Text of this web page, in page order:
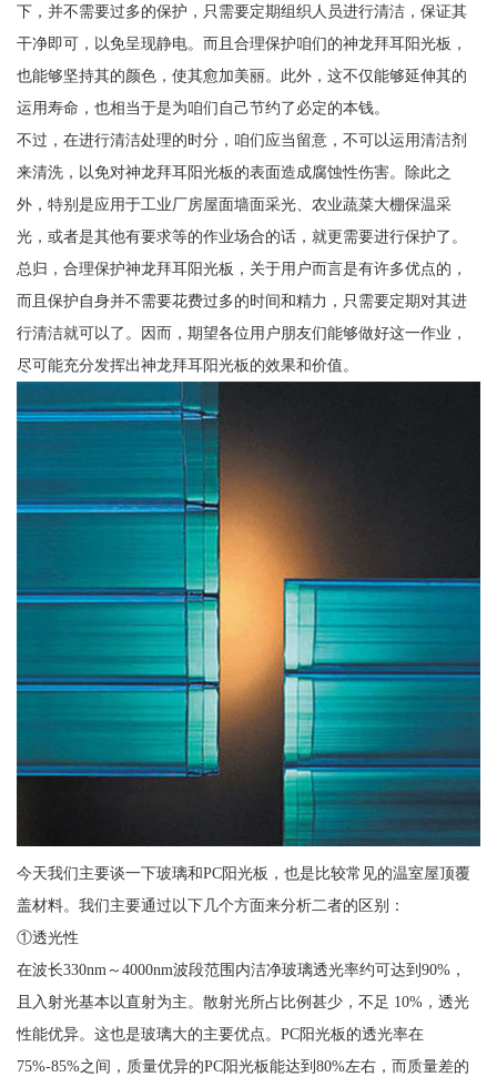
下，并不需要过多的保护，只需要定期组织人员进行清洁，保证其
干净即可，以免呈现静电。而且合理保护咱们的神龙拜耳阳光板，
也能够坚持其的颜色，使其愈加美丽。此外，这不仅能够延伸其的
运用寿命，也相当于是为咱们自己节约了必定的本钱。
不过，在进行清洁处理的时分，咱们应当留意，不可以运用清洁剂
来清洗，以免对神龙拜耳阳光板的表面造成腐蚀性伤害。除此之
外，特别是应用于工业厂房屋面墙面采光、农业蔬菜大棚保温采
光，或者是其他有要求等的作业场合的话，就更需要进行保护了。
总归，合理保护神龙拜耳阳光板，关于用户而言是有许多优点的，
而且保护自身并不需要花费过多的时间和精力，只需要定期对其进
行清洁就可以了。因而，期望各位用户朋友们能够做好这一作业，
尽可能充分发挥出神龙拜耳阳光板的效果和价值。
今天我们主要谈一下玻璃和PC阳光板，也是比较常见的温室屋顶覆
盖材料。我们主要通过以下几个方面来分析二者的区别：
①透光性
在波长330nm～4000nm波段范围内洁净玻璃透光率约可达到90%，
且入射光基本以直射为主。散射光所占比例甚少，不足 10%，透光
性能优异。这也是玻璃大的主要优点。PC阳光板的透光率在
75%-85%之间，质量优异的PC阳光板能达到80%左右，而质量差的